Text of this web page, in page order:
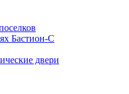
Бастион-С
двери